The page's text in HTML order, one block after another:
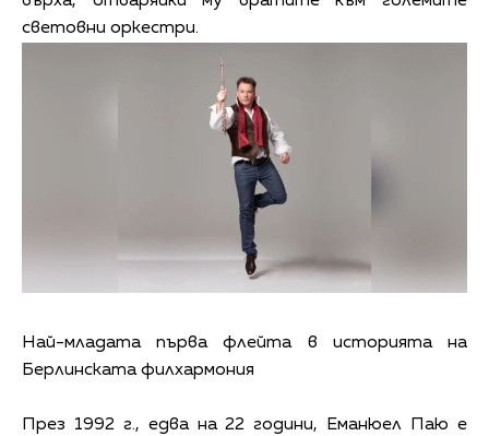
световни оркестри.
Най-младата първа флейта в историята на
Берлинската филхармония
През 1992 г., едва на 22 години, Еманюел Паю е